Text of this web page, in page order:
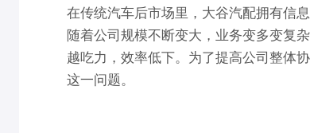
在传统汽车后市场里，大谷汽配拥有信
随着公司规模不断变大，业务变多变复
越吃力，效率低下。为了提高公司整体
这一问题。